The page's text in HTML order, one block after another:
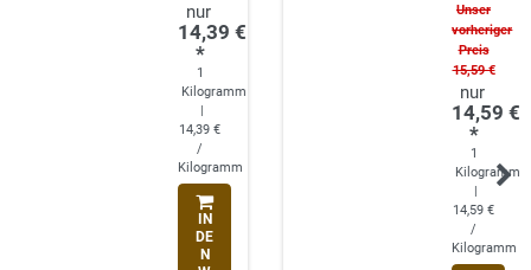
14,39 €
*
1
Kilogramm
|
14,39 €
/
Kilogramm
IN
DE
N
Unser
vorheriger
Preis
15,59 €
14,59 €
*
1
Kilogramm
|
14,59 €
/
Kilogramm